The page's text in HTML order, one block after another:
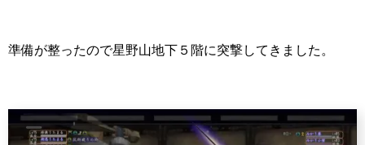
準備が整ったので星野山地下５階に突撃してきました。